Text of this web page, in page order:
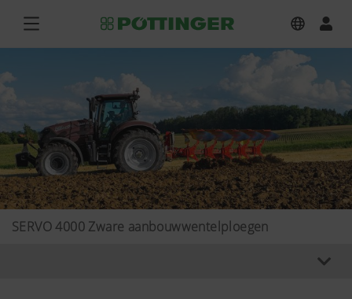
SERVO 4000 Zware aanbouwwentelploegen